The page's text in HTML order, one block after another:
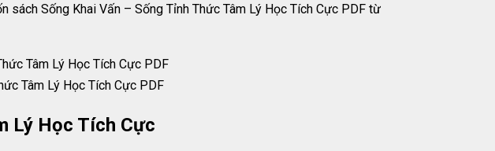
Sống Khai Vấn – Sống Tỉnh Thức Tâm Lý Học Tích Cực PDF từ
Tâm Lý Học Tích Cực PDF
Lý Học Tích Cực